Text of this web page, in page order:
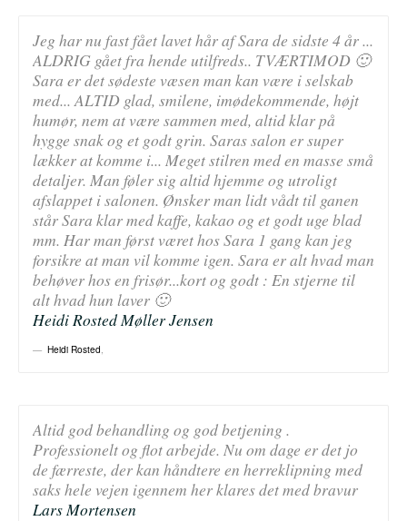
Jeg har nu fast fået lavet hår af Sara de sidste 4 år ...
ALDRIG gået fra hende utilfreds.. TVÆRTIMOD 🙂
Sara er det sødeste væsen man kan være i selskab
med... ALTID glad, smilene, imødekommende, højt
humør, nem at være sammen med, altid klar på
hygge snak og et godt grin. Saras salon er super
lækker at komme i... Meget stilren med en masse små
detaljer. Man føler sig altid hjemme og utroligt
afslappet i salonen. Ønsker man lidt vådt til ganen
står Sara klar med kaffe, kakao og et godt uge blad
mm. Har man først været hos Sara 1 gang kan jeg
forsikre at man vil komme igen. Sara er alt hvad man
behøver hos en frisør...kort og godt : En stjerne til
alt hvad hun laver 🙂
Heidi Rosted Møller Jensen
Heidi Rosted,
Altid god behandling og god betjening .
Professionelt og flot arbejde. Nu om dage er det jo
de færreste, der kan håndtere en herreklipning med
saks hele vejen igennem her klares det med bravur
Lars Mortensen